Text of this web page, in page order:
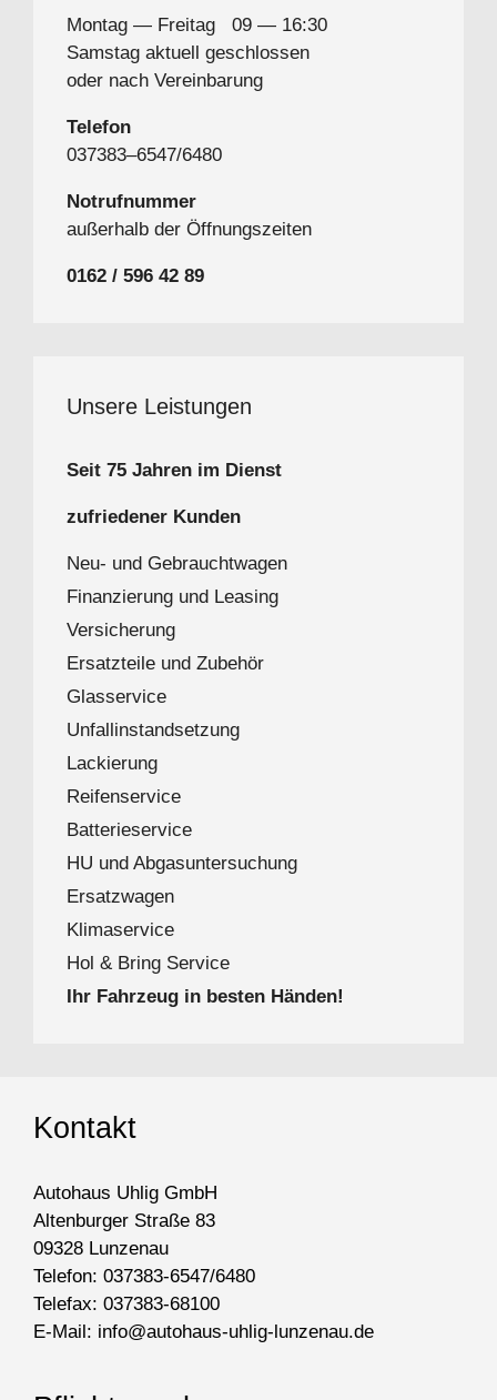
Mon­tag — Frei­tag 09 — 16:30
Sams­tag ak­tu­ell geschlossen
oder nach Vereinbarung
Te­le­fon
037383–6547/6480
Not­ruf­num­mer
au­ßer­halb der Öffnungszeiten
0162 / 596 42 89
Unsere Leistungen
Seit 75 Jah­ren im Dienst
zu­frie­de­ner Kunden
Neu- und Gebrauchtwagen
Fi­nan­zie­rung und Leasing
Ver­si­che­rung
Er­satz­tei­le und Zubehör
Glas­ser­vice
Un­fall­in­stand­set­zung
La­ckie­rung
Rei­fen­ser­vice
Bat­te­rie­ser­vice
HU und Abgasuntersuchung
Er­satz­wa­gen
Kli­ma­ser­vice
Hol & Bring Service
Ihr Fahr­zeug in bes­ten Händen!
Kontakt
Autohaus Uhlig GmbH
Altenburger Straße 83
09328 Lunzenau
Telefon: 037383-6547/6480
Telefax: 037383-68100
E-Mail: info@autohaus-uhlig-lunzenau.de